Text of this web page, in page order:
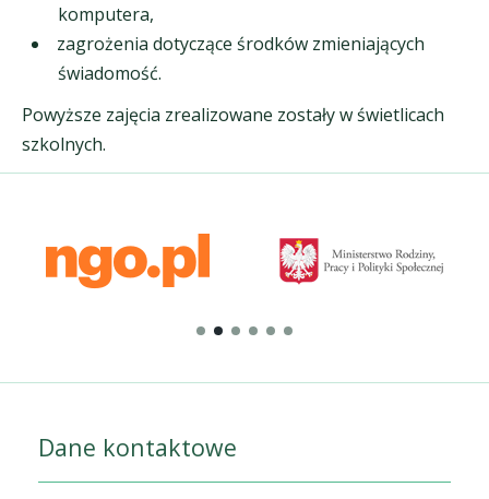
komputera,
zagrożenia dotyczące środków zmieniających
świadomość.
Powyższe zajęcia zrealizowane zostały w świetlicach
szkolnych.
Dane kontaktowe